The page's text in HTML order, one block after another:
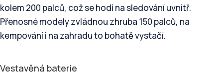
kolem 200 palců, což se hodí na sledování uvnitř.
Přenosné modely zvládnou zhruba 150 palců, na
kempování i na zahradu to bohatě vystačí.
Vestavěná baterie